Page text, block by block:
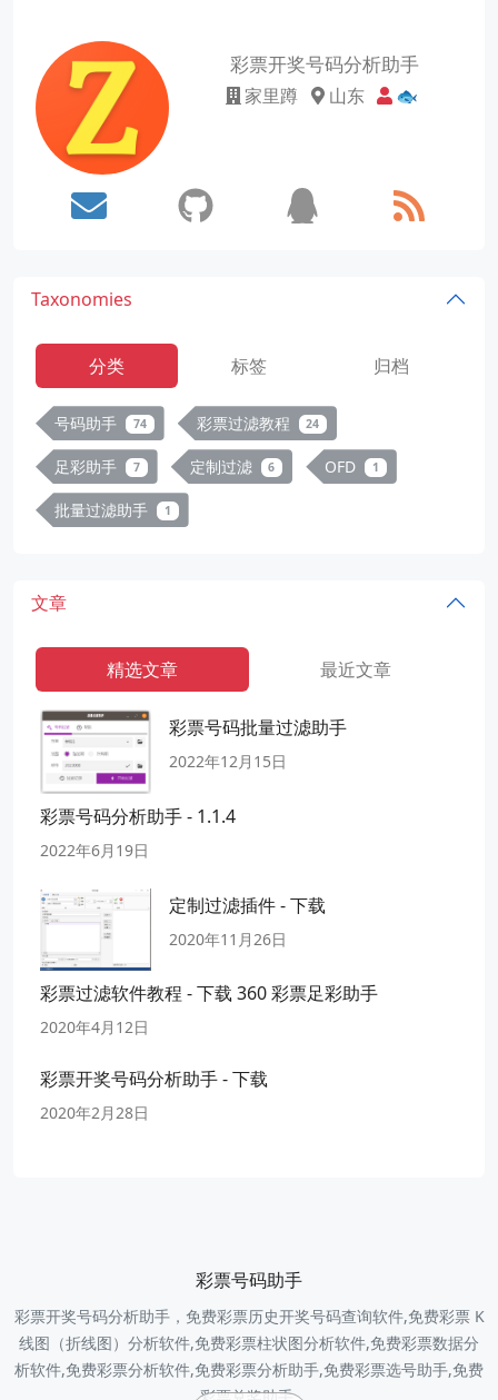
彩票开奖号码分析助手
家里蹲 山东 🐟
Taxonomies
分类 标签 归档
号码助手 74 彩票过滤教程 24
足彩助手 7 定制过滤 6 OFD 1
批量过滤助手 1
文章
精选文章 最近文章
彩票号码批量过滤助手
2022年12月15日
彩票号码分析助手 - 1.1.4
2022年6月19日
定制过滤插件 - 下载
2020年11月26日
彩票过滤软件教程 - 下载 360 彩票足彩助手
2020年4月12日
彩票开奖号码分析助手 - 下载
2020年2月28日
彩票号码助手
彩票开奖号码分析助手，免费彩票历史开奖号码查询软件,免费彩票 K
线图（折线图）分析软件,免费彩票柱状图分析软件,免费彩票数据分
析软件,免费彩票分析软件,免费彩票分析助手,免费彩票选号助手,免费